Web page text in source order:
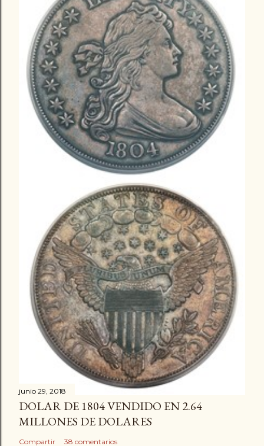
junio 29, 2018
DOLAR DE 1804 VENDIDO EN 2.64
MILLONES DE DOLARES
Compartir 38 comentarios